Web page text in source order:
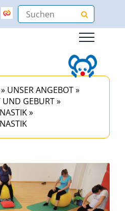
» UNSER ANGEBOT»
UND GEBURT»
»